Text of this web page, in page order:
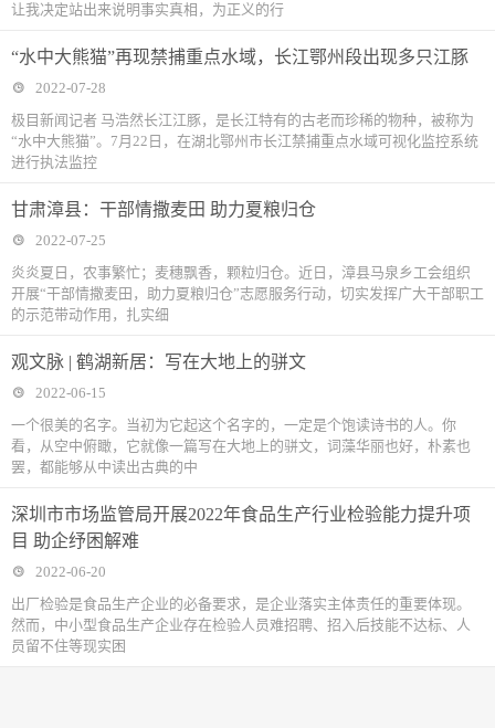
让我决定站出来说明事实真相，为正义的行
“水中大熊猫”再现禁捕重点水域，长江鄂州段出现多只江豚
2022-07-28
极目新闻记者 马浩然长江江豚，是长江特有的古老而珍稀的物种，被称为
“水中大熊猫”。7月22日，在湖北鄂州市长江禁捕重点水域可视化监控系统
进行执法监控
甘肃漳县：干部情撒麦田 助力夏粮归仓
2022-07-25
炎炎夏日，农事繁忙；麦穗飘香，颗粒归仓。近日，漳县马泉乡工会组织
开展“干部情撒麦田，助力夏粮归仓”志愿服务行动，切实发挥广大干部职工
的示范带动作用，扎实细
观文脉 | 鹤湖新居：写在大地上的骈文
2022-06-15
一个很美的名字。当初为它起这个名字的，一定是个饱读诗书的人。你
看，从空中俯瞰，它就像一篇写在大地上的骈文，词藻华丽也好，朴素也
罢，都能够从中读出古典的中
深圳市市场监管局开展2022年食品生产行业检验能力提升项
目 助企纾困解难
2022-06-20
出厂检验是食品生产企业的必备要求，是企业落实主体责任的重要体现。
然而，中小型食品生产企业存在检验人员难招聘、招入后技能不达标、人
员留不住等现实困